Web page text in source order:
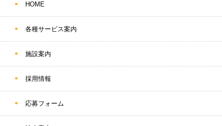
HOME
各種サービス案内
施設案内
採用情報
応募フォーム